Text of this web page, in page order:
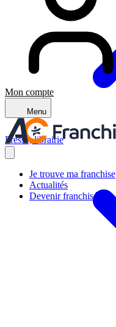
Mon compte
Menu
Je trouve ma franchise
Actualités
Devenir franchisé
Presse, librairie